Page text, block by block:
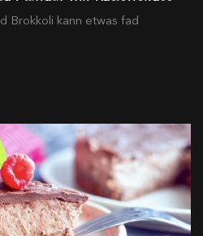
Brokkoli kann etwas fad